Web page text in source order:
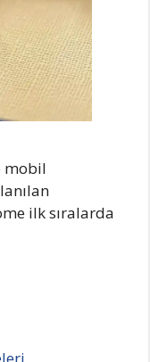
mobil
ilk sıralarda